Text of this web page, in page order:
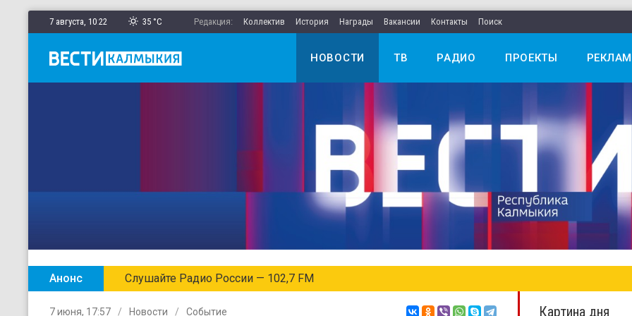
7 августа, 10:22 35 °C Редакция: Коллектив История Награды Вакансии Контакты Поиск
НОВОСТИ ТВ РАДИО ПРОЕКТЫ
Анонс Слушайте Радио России — 102,7 FM
7 июня, 17:57 Новости Событие Картина дня